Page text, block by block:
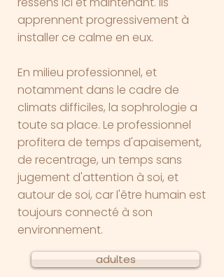
apprennent progressivement à
installer ce calme en eux.
En milieu professionnel, et
notamment dans le cadre de
climats difficiles, la sophrologie a
toute sa place. Le professionnel
profitera de temps d'apaisement,
de recentrage, un temps sans
jugement d'attention à soi, et
autour de soi, car l'être humain est
toujours connecté à son
environnement.​
adultes